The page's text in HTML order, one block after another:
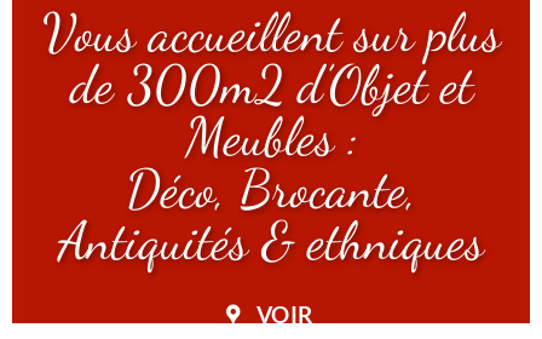
Vous accueillent sur plus
de 300m2 d’Objet et
Meubles :
Déco, Brocante,
Antiquités & ethniques
VOIR